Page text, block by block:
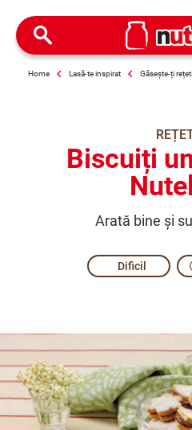
Home Lasă-te inspirat Găsește-ți
Biscuiți
Arată bine și
Dificil